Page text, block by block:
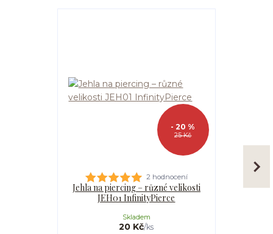
25 Kč
- 20 %
2 hodnocení
Jehla na piercing – různé velikosti
JEH01 InfinityPierce
20 Kč/ks
Skladem